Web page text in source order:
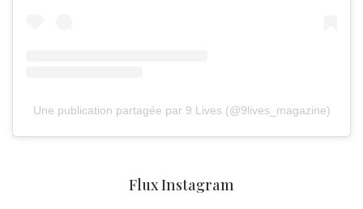
Une publication partagée par 9 Lives (@9lives_magazine)
Flux Instagram